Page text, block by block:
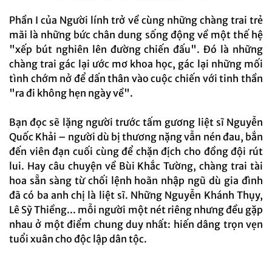
Phần I của Người lính trở về cùng những chàng trai trẻ
mãi là những bức chân dung sống động về một thế hệ
"xếp bút nghiên lên đường chiến đấu". Đó là những
chàng trai gác lại ước mơ khoa học, gác lại những mối
tình chớm nở để dấn thân vào cuộc chiến với tinh thần
"ra đi không hẹn ngày về".
Bạn đọc sẽ lặng người trước tấm gương liệt sĩ Nguyễn
Quốc Khải – người dù bị thương nặng vẫn nén đau, bắn
đến viên đạn cuối cùng để chặn địch cho đồng đội rút
lui. Hay câu chuyện về Bùi Khắc Tường, chàng trai tài
hoa sẵn sàng từ chối lệnh hoãn nhập ngũ dù gia đình
đã có ba anh chị là liệt sĩ. Những Nguyễn Khánh Thụy,
Lê Sỹ Thiềng... mỗi người một nét riêng nhưng đều gặp
nhau ở một điểm chung duy nhất: hiến dâng trọn vẹn
tuổi xuân cho độc lập dân tộc.